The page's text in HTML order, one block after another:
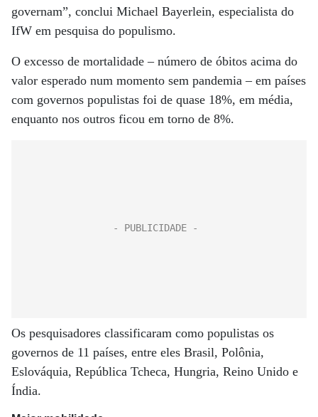
governam”, conclui Michael Bayerlein, especialista do
IfW em pesquisa do populismo.
O excesso de mortalidade – número de óbitos acima do
valor esperado num momento sem pandemia – em países
com governos populistas foi de quase 18%, em média,
enquanto nos outros ficou em torno de 8%.
Os pesquisadores classificaram como populistas os
governos de 11 países, entre eles Brasil, Polônia,
Eslováquia, República Tcheca, Hungria, Reino Unido e
Índia.